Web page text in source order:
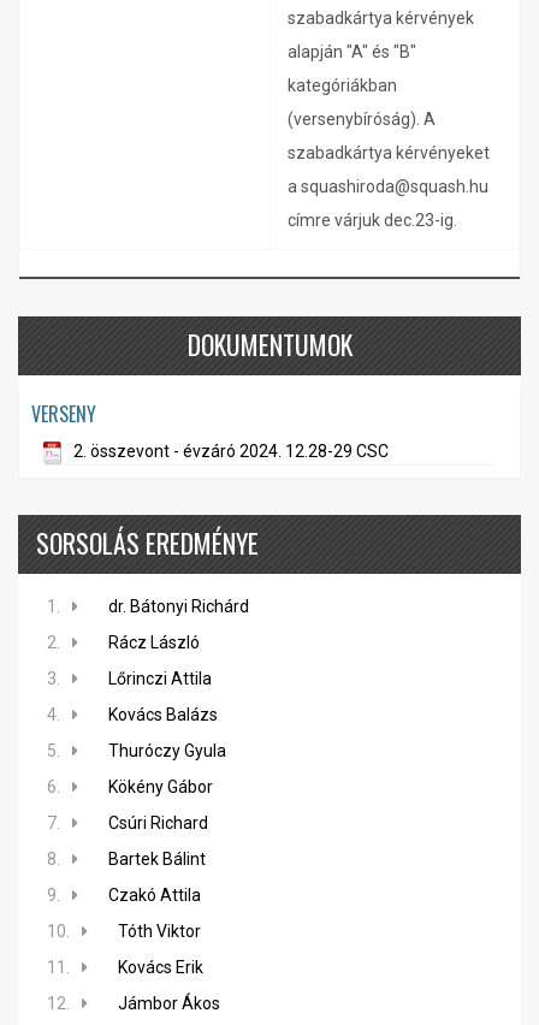
szabadkártya kérvények
alapján "A" és "B"
kategóriákban
(versenybíróság). A
szabadkártya kérvényeket
a squashiroda@squash.hu
címre várjuk dec.23-ig.
DOKUMENTUMOK
VERSENY
2. összevont - évzáró 2024. 12.28-29 CSC
SORSOLÁS EREDMÉNYE
1.
dr. Bátonyi Richárd
2.
Rácz László
3.
Lőrinczi Attila
4.
Kovács Balázs
5.
Thuróczy Gyula
6.
Kökény Gábor
7.
Csúri Richard
8.
Bartek Bálint
9.
Czakó Attila
10.
Tóth Viktor
11.
Kovács Erik
12.
Jámbor Ákos